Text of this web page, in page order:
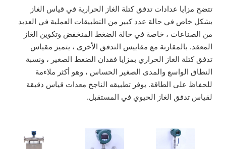
تتضح مزايا عدادات تدفق كتلة الغاز الحرارية في قياس الغاز
بشكل خاص في حالة عدد كبير من التطبيقات العملية في العديد
من الصناعات ، خاصة في حالة الضغط المنخفض وتكوين الغاز
المعقد. بالمقارنة مع مقاييس التدفق الأخرى ، يتميز مقياس
تدفق كتلة الغاز الحراري بمزايا فقدان الضغط الصغير ، ونسبة
النطاق الواسع والمدى الصغير الحساس ، وهو أكثر ملاءمة
للحفاظ على الطاقة. يوفر تطبيقه الناجح معدات قياس دقيقة
لقياس تدفق الغاز الحيوي في المستقبل.